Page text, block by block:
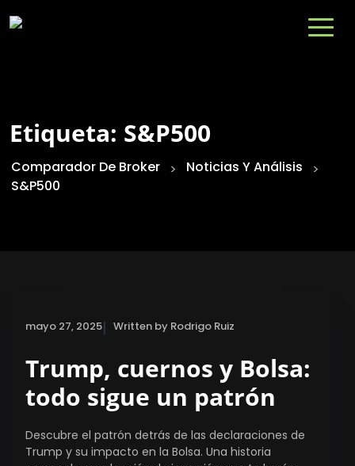
Etiqueta: S&P500
Comparador De Broker > Noticias Y Análisis
>
S&P500
mayo 27, 2025| Written by Rodrigo Ruiz
Trump, cuernos y Bolsa:
todo sigue un patrón
Descubre el patrón detrás de las declaraciones de
Trump y su impacto en la Bolsa. Una historia